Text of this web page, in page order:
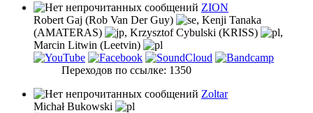
ZION
Robert Gaj (Rob Van Der Guy)
, Kenji Tanaka
(AMATERAS)
, Krzysztof Cybulski (KRISS)
,
Marcin Litwin (Leetvin)
Переходов по ссылке: 1350
Zoltar
Michał Bukowski